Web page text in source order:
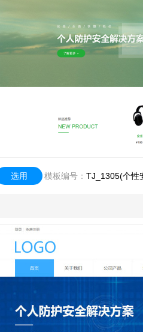
选用 模板编号： TJ_1305(个性